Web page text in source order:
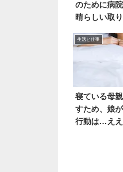
のために病
晴らしい取
生活と仕事
寝ている母
すため、娘
行動は…ええ